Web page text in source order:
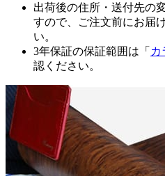
出荷後の住所・送付先の
すので、ご注文前にお届
い。
3年保証の保証範囲は「 カ
認ください。